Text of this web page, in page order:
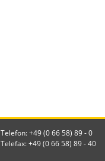
Telefon: +49 (0 66 58) 89 - 0
Telefax: +49 (0 66 58) 89 - 40